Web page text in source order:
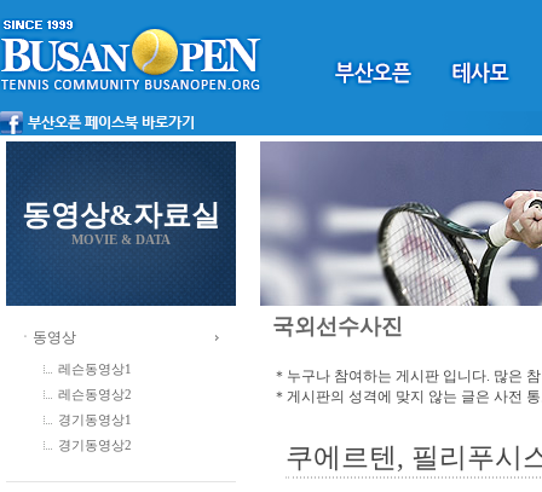
동영상&자료실
MOVIE & DATA
ㆍ동영상
레슨동영상1
레슨동영상2
경기동영상1
경기동영상2
국외선수사진
＊누구나 참여하는 게시판 입니다. 많은
＊게시판의 성격에 맞지 않는 글은 사전
쿠에르텐, 필리푸시